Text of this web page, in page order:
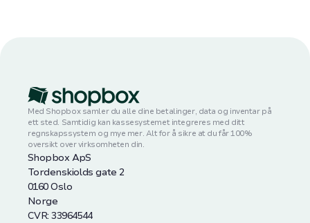
Med Shopbox samler du alle dine betalinger, data og inventar på
ett sted. Samtidig kan kassesystemet integreres med ditt
regnskapssystem og mye mer. Alt for å sikre at du får 100%
oversikt over virksomheten din.
Shopbox ApS
Tordenskiolds gate 2
0160 Oslo
Norge
CVR: 33964544